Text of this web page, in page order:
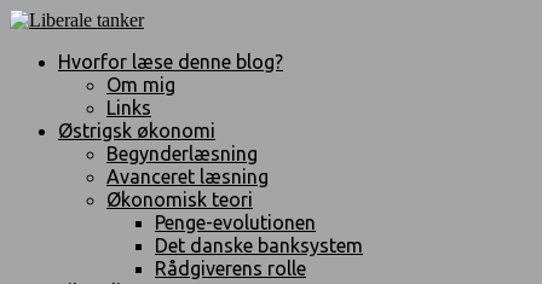
Hvorfor læse denne blog?
Om mig
Links
Østrigsk økonomi
Begynderlæsning
Avanceret læsning
Økonomisk teori
Penge-evolutionen
Det danske banksystem
Rådgiverens rolle